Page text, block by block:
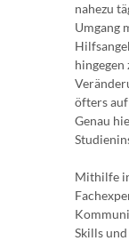
nahezu
Umgang
öfters
Genau
Mithilfe
Skills